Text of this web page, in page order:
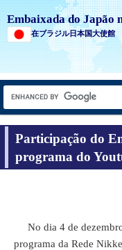
Embaixada do Japão
在ブラジル日本国大使館
Participação do
programa do
No dia 4 de
programa da Rede